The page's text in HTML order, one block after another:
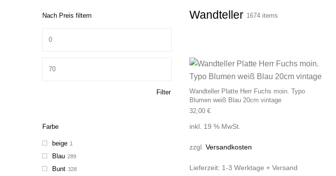
Nach Preis filtern
Filter
Farbe
beige 1
Blau 289
Bunt 328
Wandteller 1674 items
Wandteller Platte Herr Fuchs moin. Typo
Blumen weiß Blau 20cm vintage
32,00 €
inkl. 19 % MwSt.
zzgl. Versandkosten
Lieferzeit: 1-3 Werktage + Versand